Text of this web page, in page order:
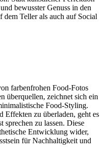
bewusster Genuss in den
Teller als auch auf Social
farbenfrohen Food-Fotos
überquellen, zeichnet sich ein
Food-Styling.
Effekten zu überladen, geht es
sprechen zu lassen. Diese
Entwicklung wider,
für Nachhaltigkeit und